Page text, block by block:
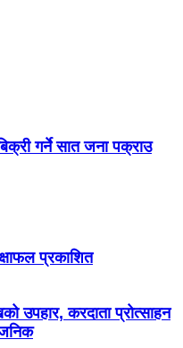
गर्ने सात जना पक्राउ
प्रकाशित
उपहार, करदाता प्रोत्साहन